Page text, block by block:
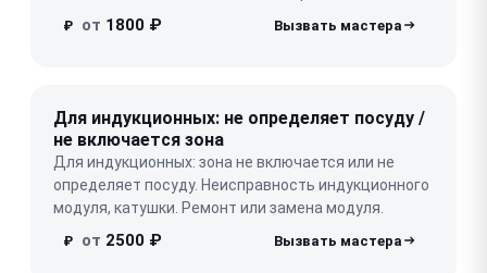
₽ от 1800 ₽
Для индукционных: не определяет посуду /
не включается зона
Для индукционных: зона не включается или не
определяет посуду. Неисправность индукционного
модуля, катушки. Ремонт или замена модуля.
₽ от 2500 ₽